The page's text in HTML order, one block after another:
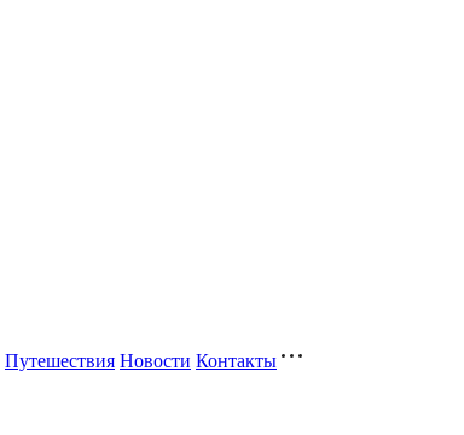
Путешествия Новости Контакты